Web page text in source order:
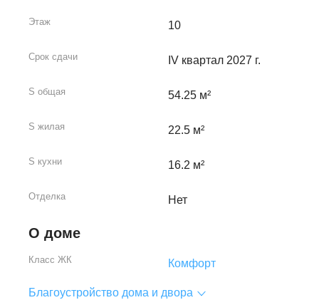
Этаж 10
Срок сдачи IV квартал 2027 г.
S общая 54.25 м²
S жилая 22.5 м²
S кухни 16.2 м²
Отделка Нет
О доме
Класс ЖК Комфорт
Благоустройство дома и двора